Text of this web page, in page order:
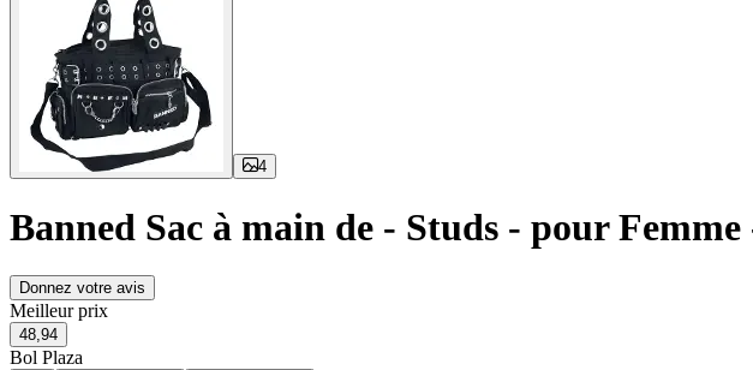
4
Banned Sac à main de - Studs - pour
Donnez votre avis
Meilleur prix
48,94
Bol Plaza